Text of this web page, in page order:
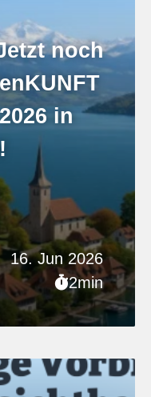
16. Jun 2026
2min
noch
in